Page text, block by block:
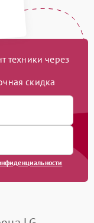
техники через
скидка